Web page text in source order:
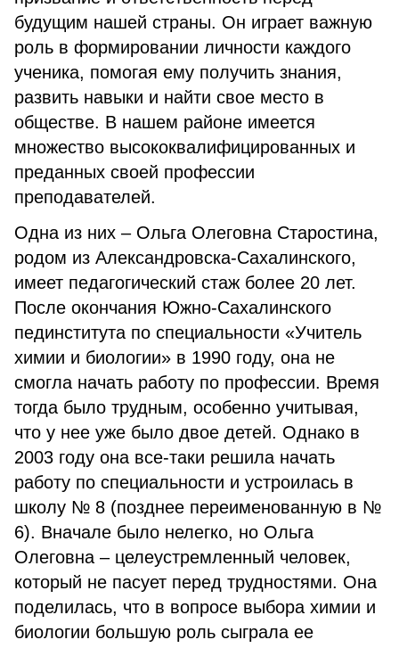
будущим нашей страны. Он играет важную
роль в формировании личности каждого
ученика, помогая ему получить знания,
развить навыки и найти свое место в
обществе. В нашем районе имеется
множество высококвалифицированных и
преданных своей профессии
преподавателей.
Одна из них – Ольга Олеговна Старостина,
родом из Александровска-Сахалинского,
имеет педагогический стаж более 20 лет.
После окончания Южно-Сахалинского
пединститута по специальности «Учитель
химии и биологии» в 1990 году, она не
смогла начать работу по профессии. Время
тогда было трудным, особенно учитывая,
что у нее уже было двое детей. Однако в
2003 году она все-таки решила начать
работу по специальности и устроилась в
школу № 8 (позднее переименованную в №
6). Вначале было нелегко, но Ольга
Олеговна – целеустремленный человек,
который не пасует перед трудностями. Она
поделилась, что в вопросе выбора химии и
биологии большую роль сыграла ее